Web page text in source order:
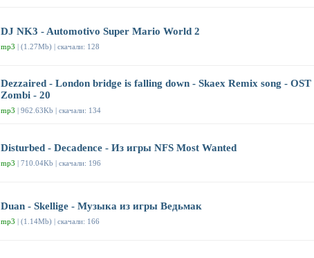
DJ NK3 - Automotivo Super Mario World 2
mp3 | (1.27Mb) | скачали: 128
Dezzaired - London bridge is falling down - Skaex Remix song - OST
Zombi - 20
mp3 | 962.63Kb | скачали: 134
Disturbed - Decadence - Из игры NFS Most Wanted
mp3 | 710.04Kb | скачали: 196
Duan - Skellige - Музыка из игры Ведьмак
mp3 | (1.14Mb) | скачали: 166